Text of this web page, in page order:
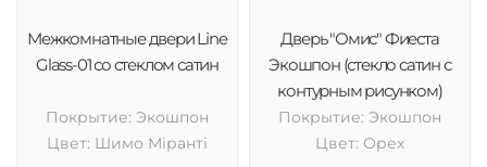
Межкомнатные двери Line
Glass-01 со стеклом сатин
Покрытие: Экошпон
Цвет: Шимо Міранті
Дверь "Омис" Фиеста
Экошпон (стекло сатин с
контурным рисунком)
Покрытие: Экошпон
Цвет: Орех